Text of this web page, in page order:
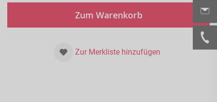
Zum Warenkorb
Zur Merkliste hinzufügen